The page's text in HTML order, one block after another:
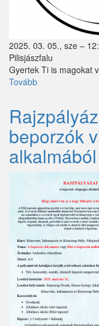
Mende
Monorierdő
Nagybörzsöny
Nyáregyháza
Nyársapát
Penc
Perbál
Perőcsény
Péteri
Pilisborosjenő
2025. 03. 05., sze –
Pilisjászfalu
Gyertek Ti is magokat
Tovább
Magkönyvtár!)
beporzók
alkalmából